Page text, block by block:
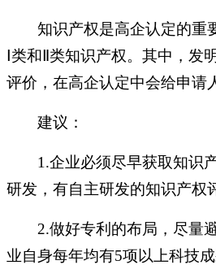
知识产权是高企认定的重要
Ⅰ类和Ⅱ类知识产权。其中，发
评价，在高企认定中会给申请
建议：
1.企业必须尽早获取知识
研发，有自主研发的知识产权
2.做好专利的布局，尽量
业自身每年均有5项以上科技